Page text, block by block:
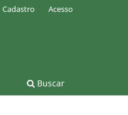
Buscar
Cadastro Acesso